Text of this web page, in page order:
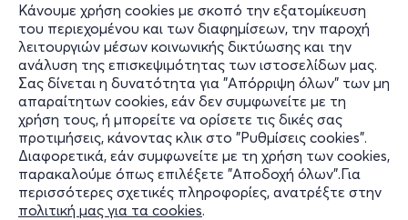
Κάνουμε χρήση cookies με σκοπό την εξατομίκευση
του περιεχομένου και των διαφημίσεων, την παροχή
λειτουργιών μέσων κοινωνικής δικτύωσης και την
ανάλυση της επισκεψιμότητας των ιστοσελίδων μας.
Σας δίνεται η δυνατότητα για "Απόρριψη όλων" των μη
απαραίτητων cookies, εάν δεν συμφωνείτε με τη
χρήση τους, ή μπορείτε να ορίσετε τις δικές σας
προτιμήσεις, κάνοντας κλικ στο "Ρυθμίσεις cookies".
Διαφορετικά, εάν συμφωνείτε με τη χρήση των cookies,
παρακαλούμε όπως επιλέξετε "Αποδοχή όλων".Για
περισσότερες σχετικές πληροφορίες, ανατρέξτε στην
πολιτική μας για τα cookies.